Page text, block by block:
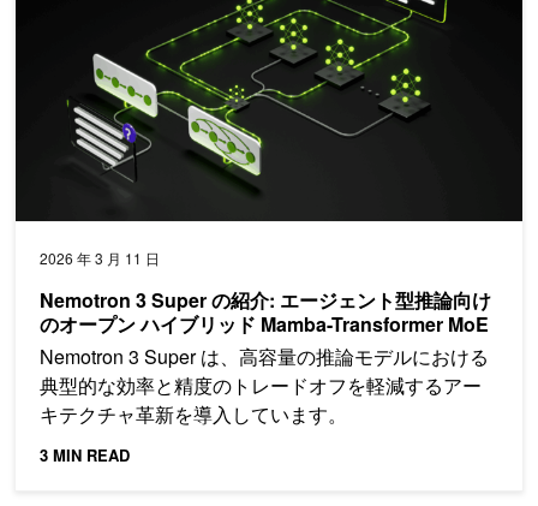
2026 年 3 月 11 日
Nemotron 3 Super の紹介: エージェント型推論向け
のオープン ハイブリッド Mamba-Transformer MoE
Nemotron 3 Super は、高容量の推論モデルにおける
典型的な効率と精度のトレードオフを軽減するアー
キテクチャ革新を導入しています。
3 MIN READ